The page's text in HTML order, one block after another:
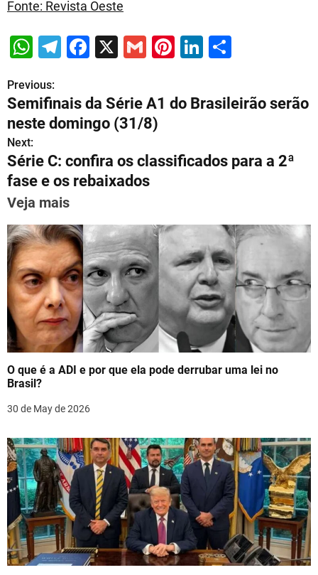
Fonte: Revista Oeste
W
at
s
A
p
p
T
e
gr
a
m
F
c
e
b
o
o
X
G
ai
l
Pi
er
e
Li
e
n
ar
e
P
o
s
t
n
a
v
i
g
a
t
i
o
n
Previous:
Semifinais da Série A1 do Brasileirão serão
neste domingo (31/8)
Next:
Série C: confira os classificados para a 2ª
fase e os rebaixados
Veja mais
O que é a ADI e por que ela pode derrubar uma lei no
Brasil?
30 de May de 2026